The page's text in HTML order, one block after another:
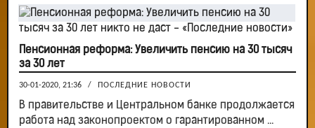
Пенсионная реформа: Увеличить пенсию на 30 тысяч
за 30 лет
30-01-2020, 21:36 / ПОСЛЕДНИЕ НОВОСТИ
В правительстве и Центральном банке продолжается
работа над законопроектом о гарантированном ...